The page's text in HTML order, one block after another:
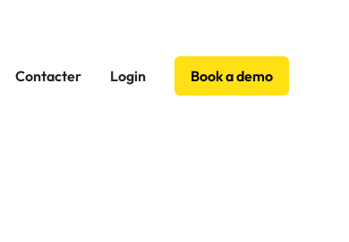
Contacter Login Book a demo